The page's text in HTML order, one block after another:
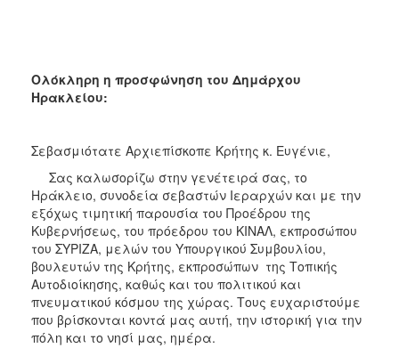
Ολόκληρη η προσφώνηση του Δημάρχου
Ηρακλείου:
Σεβασμιότατε Αρχιεπίσκοπε Κρήτης κ. Ευγένιε,
Σας καλωσορίζω στην γενέτειρά σας, το
Ηράκλειο, συνοδεία σεβαστών Ιεραρχών και με την
εξόχως τιμητική παρουσία του Προέδρου της
Κυβερνήσεως, του πρόεδρου του ΚΙΝΑΛ, εκπροσώπου
του ΣΥΡΙΖΑ, μελών του Υπουργικού Συμβουλίου,
βουλευτών της Κρήτης, εκπροσώπων της Τοπικής
Αυτοδιοίκησης, καθώς και του πολιτικού και
πνευματικού κόσμου της χώρας. Τους ευχαριστούμε
που βρίσκονται κοντά μας αυτή, την ιστορική για την
πόλη και το νησί μας, ημέρα.